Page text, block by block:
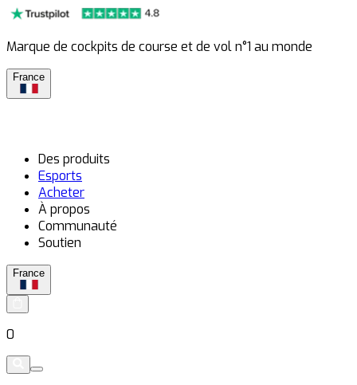
Marque de cockpits de course et de vol n°1 au monde
France
Des produits
Esports
Acheter
À propos
Communauté
Soutien
France
0